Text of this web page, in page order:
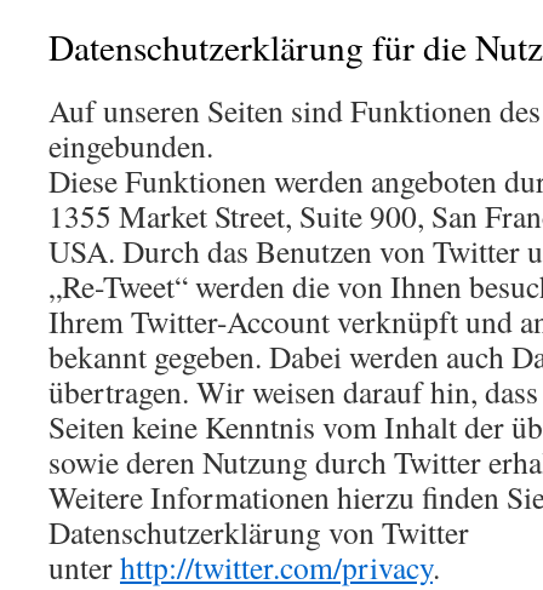
Datenschutzerklärung für die
Auf unseren Seiten sind Funktionen
eingebunden.
Diese Funktionen werden angeboten
1355 Market Street, Suite 900, San
USA. Durch das Benutzen von Twitter
„Re-Tweet“ werden die von Ihnen
Ihrem Twitter-Account verknüpft und
bekannt gegeben. Dabei werden auch
übertragen. Wir weisen darauf hin,
Seiten keine Kenntnis vom Inhalt der
sowie deren Nutzung durch Twitter
Weitere Informationen hierzu finden
Datenschutzerklärung von Twitter
unterhttp://twitter.com/privacy.